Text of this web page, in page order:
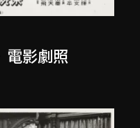
電影劇照